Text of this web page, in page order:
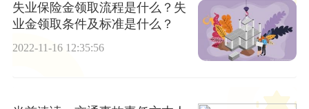
失业保险金领取流程是什么？失
业金领取条件及标准是什么？
2022-11-16 12:35:56